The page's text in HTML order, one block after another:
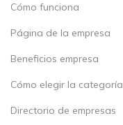
Cómo funciona
Página de la empresa
Beneficios empresa
Cómo elegir la categoría
Directorio de empresas